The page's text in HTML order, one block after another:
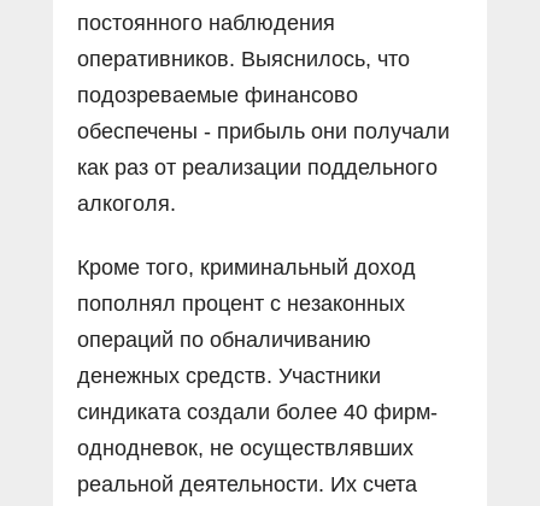
постоянного наблюдения
оперативников. Выяснилось, что
подозреваемые финансово
обеспечены - прибыль они получали
как раз от реализации поддельного
алкоголя.
Кроме того, криминальный доход
пополнял процент с незаконных
операций по обналичиванию
денежных средств. Участники
синдиката создали более 40 фирм-
однодневок, не осуществлявших
реальной деятельности. Их счета